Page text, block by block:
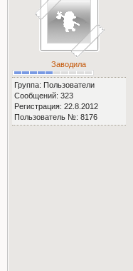
Заводила
Группа: Пользователи
Сообщений: 323
Регистрация: 22.8.2012
Пользователь №: 8176